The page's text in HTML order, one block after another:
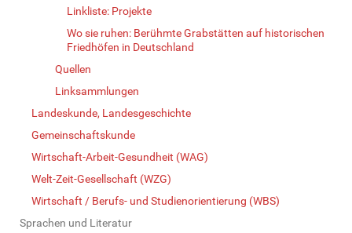
Linkliste: Projekte
Wo sie ruhen: Berühmte Grabstätten auf historischen
Friedhöfen in Deutschland
Quellen
Linksammlungen
Landeskunde, Landesgeschichte
Gemeinschaftskunde
Wirtschaft-Arbeit-Gesundheit (WAG)
Welt-Zeit-Gesellschaft (WZG)
Wirtschaft / Berufs- und Studienorientierung (WBS)
Sprachen und Literatur